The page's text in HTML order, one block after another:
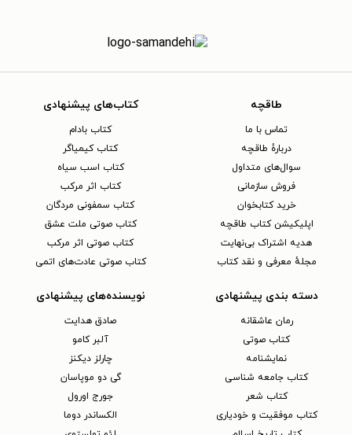
طاقچه
تماس با ما
دربارهٔ طاقچه
سوال‌های متداول
فروش سازمانی
خرید کتابخوان
اپلیکیشن کتاب طاقچه
هدیه اشتراک بی‌نهایت
مجلهٔ معرفی و نقد کتاب
کتاب‌های پیشنهادی
کتاب بادام
کتاب کیمیاگر
کتاب اسب سیاه
کتاب اثر مرکب
کتاب سمفونی مردگان
کتاب صوتی ملت عشق
کتاب صوتی اثر مرکب
کتاب صوتی عادت‌های اتمی
دسته بندی پیشنهادی
رمان عاشقانه
کتاب‌ صوتی
نمایشنامه
کتاب جامعه شناسی
کتاب شعر
کتاب موفقیت و خودیاری
نویسنده‌های پیشنهادی
صادق هدایت
آلبر کامو
چارلز دیکنز
گی دو موپاسان
جورج اورول
الکساندر دوما